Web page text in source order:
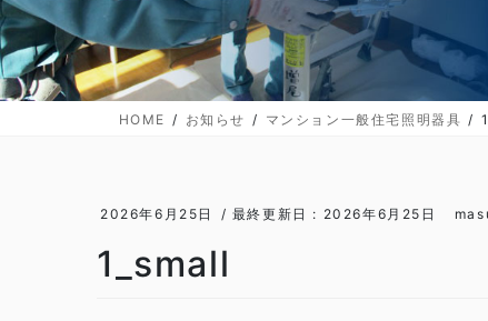
HOME お知らせ マンション一般住宅照明器具
2026年6月25日 / 最終更新日 : 2026年6月25日
1_small